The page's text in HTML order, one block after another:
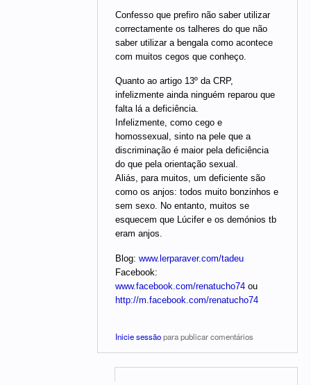
Confesso que prefiro não saber utilizar
correctamente os talheres do que não
saber utilizar a bengala como acontece
com muitos cegos que conheço.
Quanto ao artigo 13º da CRP,
infelizmente ainda ninguém reparou que
falta lá a deficiência.
Infelizmente, como cego e
homossexual, sinto na pele que a
discriminação é maior pela deficiência
do que pela orientação sexual.
Aliás, para muitos, um deficiente são
como os anjos: todos muito bonzinhos e
sem sexo. No entanto, muitos se
esquecem que Lúcifer e os demónios tb
eram anjos.
Blog: www.lerparaver.com/tadeu
Facebook:
www.facebook.com/renatucho74 ou
http://m.facebook.com/renatucho74
Inicie sessãopara publicar comentários